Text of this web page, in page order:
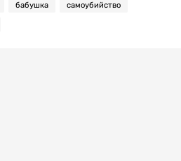
бабушка самоубийство